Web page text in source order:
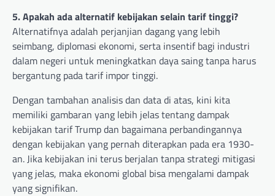
5. Apakah ada alternatif kebijakan selain tarif tinggi?
Alternatifnya adalah perjanjian dagang yang lebih
seimbang, diplomasi ekonomi, serta insentif bagi industri
dalam negeri untuk meningkatkan daya saing tanpa harus
bergantung pada tarif impor tinggi.
Dengan tambahan analisis dan data di atas, kini kita
memiliki gambaran yang lebih jelas tentang dampak
kebijakan tarif Trump dan bagaimana perbandingannya
dengan kebijakan yang pernah diterapkan pada era 1930-
an. Jika kebijakan ini terus berjalan tanpa strategi mitigasi
yang jelas, maka ekonomi global bisa mengalami dampak
yang signifikan.